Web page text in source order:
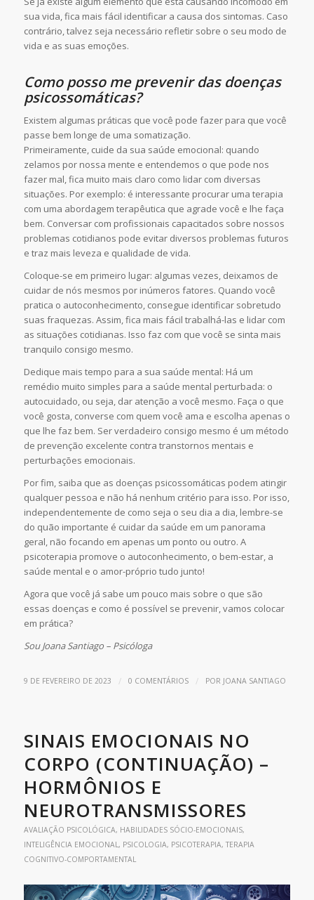
sua vida, fica mais fácil identificar a causa dos sintomas. Caso
contrário, talvez seja necessário refletir sobre o seu modo de
vida e as suas emoções.
Como posso me prevenir das doenças
psicossomáticas?
Existem algumas práticas que você pode fazer para que você
passe bem longe de uma somatização.
Primeiramente, cuide da sua saúde emocional: quando
zelamos por nossa mente e entendemos o que pode nos
fazer mal, fica muito mais claro como lidar com diversas
situações. Por exemplo: é interessante procurar uma terapia
com uma abordagem terapêutica que agrade você e lhe faça
bem. Conversar com profissionais capacitados sobre nossos
problemas cotidianos pode evitar diversos problemas futuros
e traz mais leveza e qualidade de vida.
Coloque-se em primeiro lugar: algumas vezes, deixamos de
cuidar de nós mesmos por inúmeros fatores. Quando você
pratica o autoconhecimento, consegue identificar sobretudo
suas fraquezas. Assim, fica mais fácil trabalhá-las e lidar com
as situações cotidianas. Isso faz com que você se sinta mais
tranquilo consigo mesmo.
Dedique mais tempo para a sua saúde mental: Há um
remédio muito simples para a saúde mental perturbada: o
autocuidado, ou seja, dar atenção a você mesmo. Faça o que
você gosta, converse com quem você ama e escolha apenas o
que lhe faz bem. Ser verdadeiro consigo mesmo é um método
de prevenção excelente contra transtornos mentais e
perturbações emocionais.
Por fim, saiba que as doenças psicossomáticas podem atingir
qualquer pessoa e não há nenhum critério para isso. Por isso,
independentemente de como seja o seu dia a dia, lembre-se
do quão importante é cuidar da saúde em um panorama
geral, não focando em apenas um ponto ou outro. A
psicoterapia promove o autoconhecimento, o bem-estar, a
saúde mental e o amor-próprio tudo junto!
Agora que você já sabe um pouco mais sobre o que são
essas doenças e como é possível se prevenir, vamos colocar
em prática?
Sou Joana Santiago – Psicóloga
9 DE FEVEREIRO DE 2023 / 0 COMENTÁRIOS / POR JOANA SANTIAGO
SINAIS EMOCIONAIS NO
CORPO (CONTINUAÇÃO) –
HORMÔNIOS E
NEUROTRANSMISSORES
AVALIAÇÃO PSICOLÓGICA, HABILIDADES SÓCIO-EMOCIONAIS,
INTELIGÊNCIA EMOCIONAL, PSICOLOGIA, PSICOTERAPIA, TERAPIA
COGNITIVO-COMPORTAMENTAL